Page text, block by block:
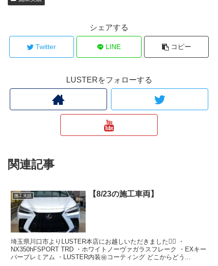
シェアする
Twitter LINE コピー
LUSTERをフォローする
関連記事
施工実績 【8/23の施工車両】
埼玉県川口市よりLUSTER本店にお越しいただきました🙇‍♂️ ・
NX350hFSPORT TRD ・ホワイトノーヴァガラスフレーク ・EXキー
パープレミアム ・LUSTER内装㊙️コーティング どこからどう...